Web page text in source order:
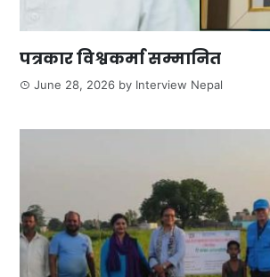
पत्रकार विश्वकर्मा सम्मानित
June 28, 2026 by Interview Nepal